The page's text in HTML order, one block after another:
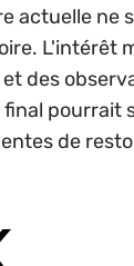
actuelle ne
L'intérêt
des
pourrait
de